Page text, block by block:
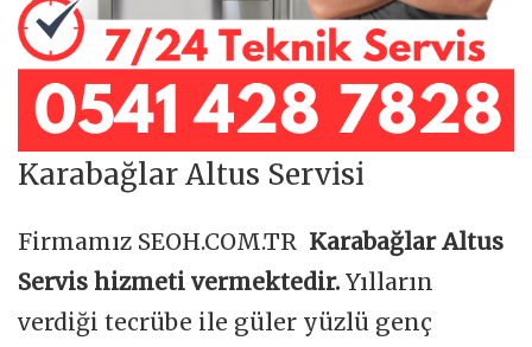
Karabağlar Altus Servisi
Firmamız SEOH.COM.TR Karabağlar Altus
Servis hizmeti vermektedir. Yılların
verdiği tecrübe ile güler yüzlü genç